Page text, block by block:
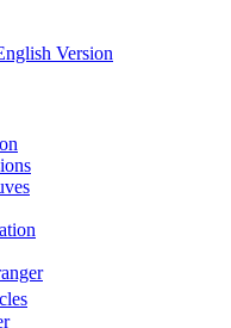
Version